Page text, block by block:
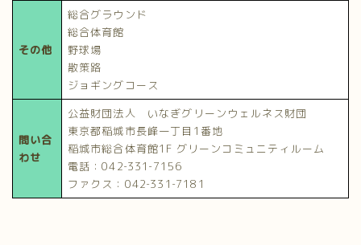
その他
総合グラウンド
総合体育館
野球場
散策路
ジョギングコース
問い合
わせ
公益財団法人 いなぎグリーンウェルネス財団
東京都稲城市長峰一丁目1番地
稲城市総合体育館1F グリーンコミュニティルーム
電話：042‐331‐7156
ファクス：042‐331‐7181